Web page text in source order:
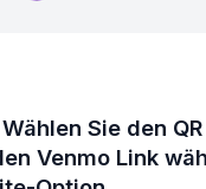
Sie den
Venmo Link